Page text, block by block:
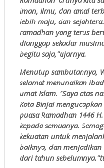
iman, ilmu, dan amal
lebih maju, dan
ramadhan yang terus
dianggap sekadar
begitu saja,"ujarnya.
Menutup sambutannya,
selamat menunaikan
umat Islam. "Saya atas
Kota Binjai
puasa Ramadhan 1446
kepada semuanya.
kekuatan untuk
baiknya, dan
dari tahun